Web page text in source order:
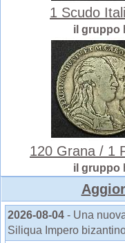
1 Scudo
il gruppo
120 Grana / 1
il gruppo
2026-08-04 - Una
Siliqua Impero